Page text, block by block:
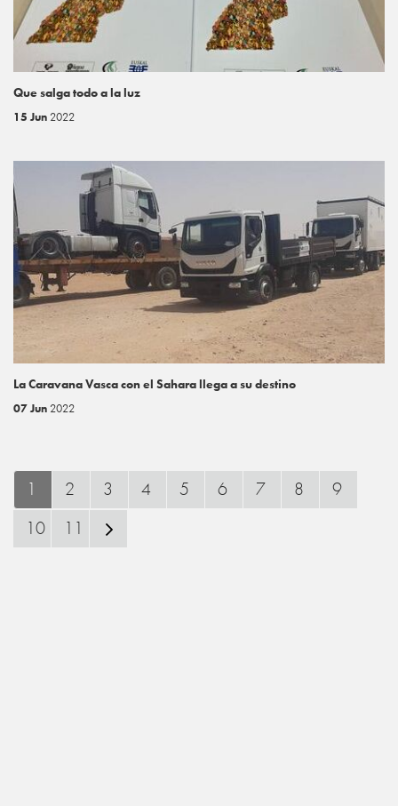
Que salga todo a la luz
15 Jun 2022
La Caravana Vasca con el Sahara llega a su destino
07 Jun 2022
1 2 3 4 5 6 7 8
9
10
11